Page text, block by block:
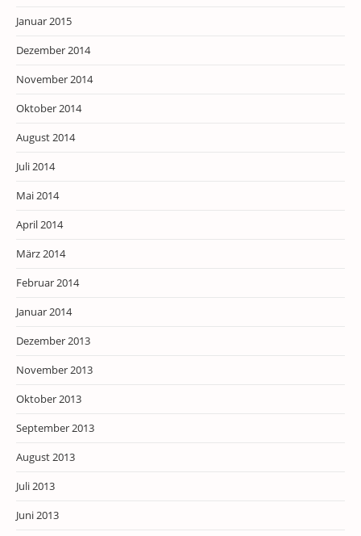
Januar 2015
Dezember 2014
November 2014
Oktober 2014
August 2014
Juli 2014
Mai 2014
April 2014
März 2014
Februar 2014
Januar 2014
Dezember 2013
November 2013
Oktober 2013
September 2013
August 2013
Juli 2013
Juni 2013